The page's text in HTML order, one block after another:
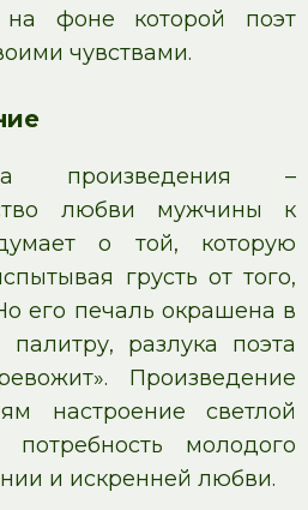
фоне которой поэт
чувствами.
произведения –
любви мужчины к
о той, которую
грусть от того,
его печаль окрашена в
разлука поэта
Произведение
настроение светлой
молодого
и искренней любви.